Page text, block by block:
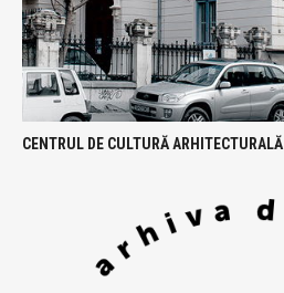
CENTRUL DE CULTURĂ ARHITECTURALĂ